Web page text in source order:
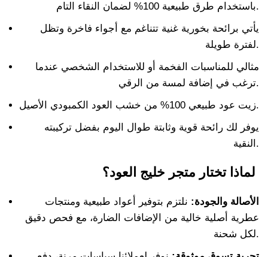
باستخدام طرق طبيعية 100% لضمان النقاء التام.
يأتي برائحة بخورية غنية تتناغم مع أجواء فاخرة وتظل
لفترة طويلة.
مثالي للمناسبات الفخمة أو للاستخدام الشخصي عندما
ترغب في إضافة لمسة من الرقي.
زيت عود طبيعي 100% من خشب العود الكمبودي الأصيل.
يوفر لك رائحة قوية وثابتة طوال اليوم بفضل تركيبته
النقية.
الأصالة والجودة: نلتزم بتوفير أعواد طبيعية ومنتجات
عطرية أصلية خالية من الإضافات الضارة، مع فحص دقيق
لكل شحنة.